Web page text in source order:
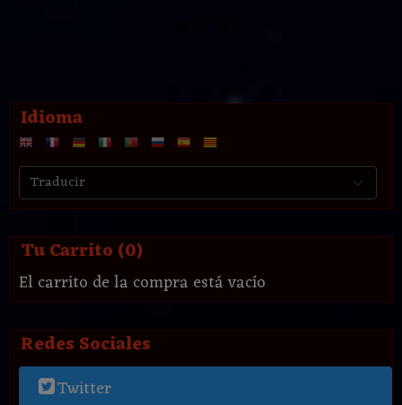
Idioma
Tu Carrito (0)
El carrito de la compra está vacío
Redes Sociales
Twitter